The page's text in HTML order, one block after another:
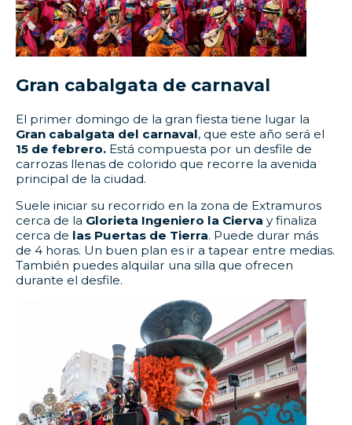
Gran cabalgata de carnaval
El primer domingo de la gran fiesta tiene lugar la
Gran cabalgata del carnaval, que este año será el
15 de febrero. Está compuesta por un desfile de
carrozas llenas de colorido que recorre la avenida
principal de la ciudad.
Suele iniciar su recorrido en la zona de Extramuros
cerca de la Glorieta Ingeniero la Ciervay finaliza
cerca de las Puertas de Tierra. Puede durar más
de 4 horas. Un buen plan es ir a tapear entre medias.
También puedes alquilar una silla que ofrecen
durante el desfile.